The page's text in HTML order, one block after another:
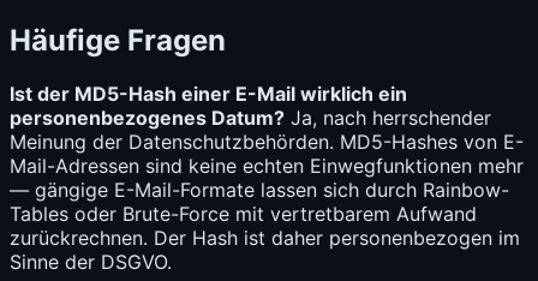
Häufige Fragen
Ist der MD5-Hash einer E-Mail wirklich ein
personenbezogenes Datum? Ja, nach herrschender
Meinung der Datenschutzbehörden. MD5-Hashes von E-
Mail-Adressen sind keine echten Einwegfunktionen mehr
— gängige E-Mail-Formate lassen sich durch Rainbow-
Tables oder Brute-Force mit vertretbarem Aufwand
zurückrechnen. Der Hash ist daher personenbezogen im
Sinne der DSGVO.